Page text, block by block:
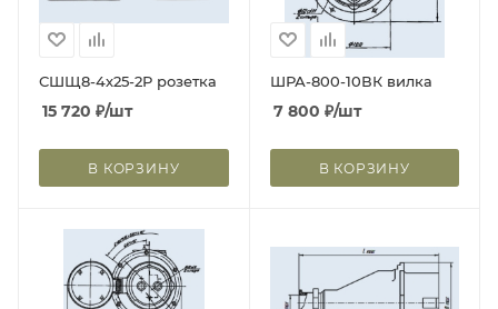
СШЩ8-4х25-2Р розетка
15 720 ₽/шт
В КОРЗИНУ
ШРА-800-10ВК вилка
7 800 ₽/шт
В КОРЗИНУ